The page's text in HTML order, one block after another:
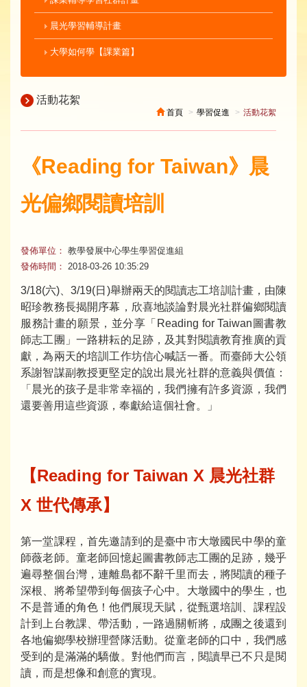
晨光學習輔導計畫
大學如何學【課業篇】
活動花絮
首頁 學習促進 活動花絮
《Reading for Taiwan》晨
光偏鄉閱讀培訓
發佈單位： 教學發展中心學生學習促進組
發佈時間：
2018-03-26 10:35:29
3/18(六)、3/19(日)舉辦兩天的閱讀志工培訓計畫，由陳
昭珍教務長揭開序幕，欣喜地談論對晨光社群偏鄉閱讀
服務計畫的願景，並分享「Reading for Taiwan圖書教
師志工團」一路耕耘的足跡，及其對閱讀教育推廣的貢
獻，為兩天的培訓工作坊信心喊話一番。而臺師大公領
系謝智謀副教授更堅定的說出晨光社群的意義與價值：
「晨光的孩子是非常幸福的，我們擁有許多資源，我們
還要善用這些資源，奉獻給這個社會。」
【Reading for Taiwan X 晨光社群
X 世代傳承】
第一堂課程，首先邀請到的是臺中市大墩國民中學的童
師薇老師。童老師回憶起圖書教師志工團的足跡，幾乎
遍尋整個台灣，連離島都不辭千里而去，將閱讀的種子
深根、將希望帶到每個孩子心中。大墩國中的學生，也
不是普通的角色！他們展現天賦，從甄選培訓、課程設
計到上台教課、帶活動，一路過關斬將，成團之後還到
各地偏鄉學校辦理營隊活動。從童老師的口中，我們感
受到的是滿滿的驕傲。對他們而言，閱讀早已不只是閱
讀，而是想像和創意的實現。